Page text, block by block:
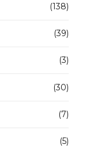
(138)
(39)
(3)
(30)
(7)
(5)